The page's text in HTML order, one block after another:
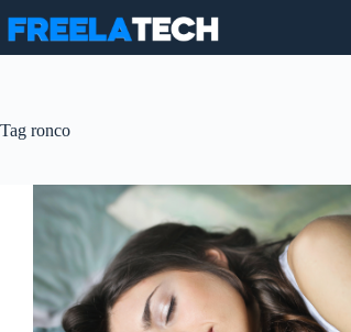
para
Tag ronco